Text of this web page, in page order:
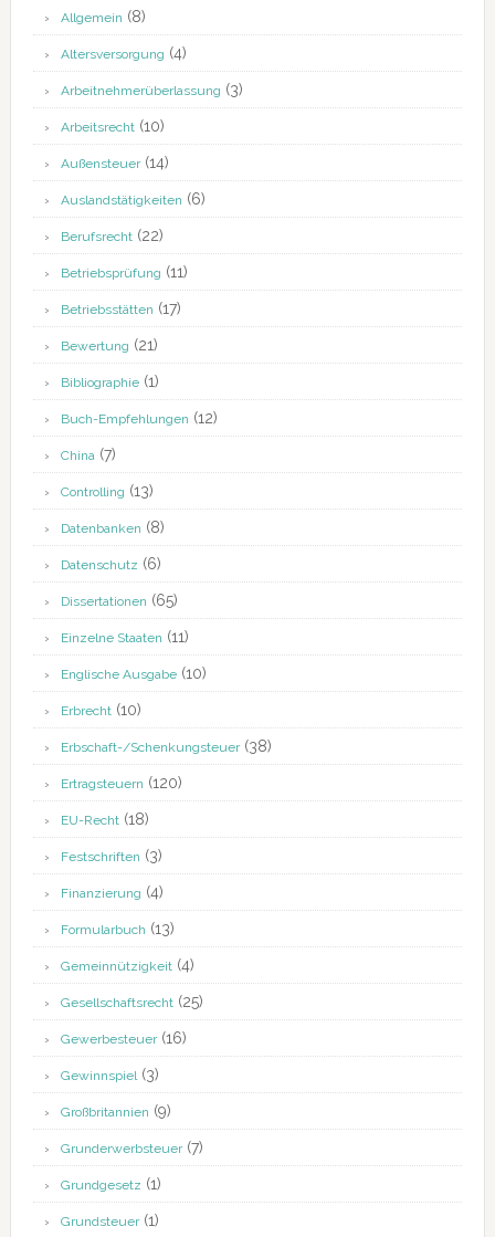
Allgemein (8)
Altersversorgung (4)
Arbeitnehmerüberlassung (3)
Arbeitsrecht(10)
Außensteuer(14)
Auslandstätigkeiten (6)
Berufsrecht(22)
Betriebsprüfung (11)
Betriebsstätten (17)
Bewertung (21)
Bibliographie(1)
Buch-Empfehlungen (12)
China(7)
Controlling (13)
Datenbanken (8)
Datenschutz (6)
Dissertationen (65)
Einzelne Staaten (11)
Englische Ausgabe(10)
Erbrecht(10)
Erbschaft-/Schenkungsteuer(38)
Ertragsteuern (120)
EU-Recht(18)
Festschriften (3)
Finanzierung (4)
Formularbuch (13)
Gemeinnützigkeit(4)
Gesellschaftsrecht(25)
Gewerbesteuer(16)
Gewinnspiel(3)
Großbritannien (9)
Grunderwerbsteuer(7)
Grundgesetz (1)
Grundsteuer(1)